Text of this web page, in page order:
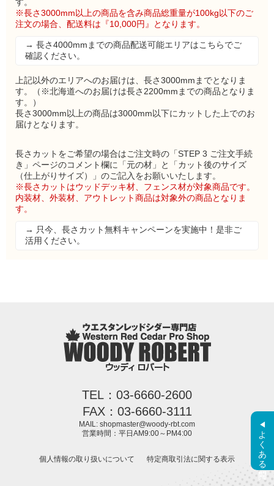
※長さ3000mm以上の商品を含み商品総重量が100kg以下のご
注文の場合、配送料は『10,000円』となります。
→ 長さ4000mmまでの商品配送可能エリアはこちらでご
確認ください。
上記以外のエリアへのお届けは、長さ3000mmまでとなりま
す。（※北海道へのお届けは長さ2200mmまでの商品となりま
す。）
長さ3000mm以上の商品は3000mm以下にカットした上でのお
届けとなります。
長さカットをご希望の場合はご注文時の「STEP 3 ご注文手続
き」ページのコメント欄に「元の材」と「カット後のサイズ
（仕上がりサイズ）」のご記入をお願いいたします。
※長さカットはウッドデッキ材、フェンス材が対象商品です。
内装材、外装材、アウトレット商品は対象外の商品となりま
す。
→ 只今、長さカット無料キャンペーンを実施中！是非ご
活用ください。
TEL：03-6660-2600
FAX：03-6660-3111
MAIL: shopmaster@woody-rbt.com
営業時間：平日AM9:00～PM4:00
個人情報の取り扱いについて 特定商取引法に関する表示 よくある質問